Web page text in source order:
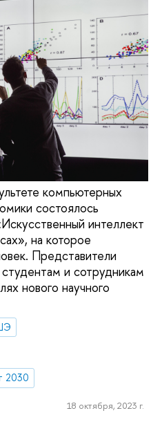
компьютерных
состоялось
интеллект
на которое
Представители
и сотрудникам
нового научного
2030
18 октября, 2023 г.